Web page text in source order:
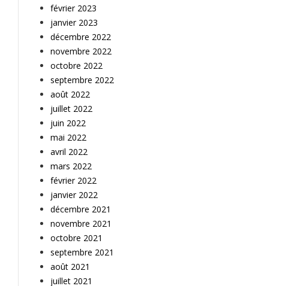
février 2023
janvier 2023
décembre 2022
novembre 2022
octobre 2022
septembre 2022
août 2022
juillet 2022
juin 2022
mai 2022
avril 2022
mars 2022
février 2022
janvier 2022
décembre 2021
novembre 2021
octobre 2021
septembre 2021
août 2021
juillet 2021